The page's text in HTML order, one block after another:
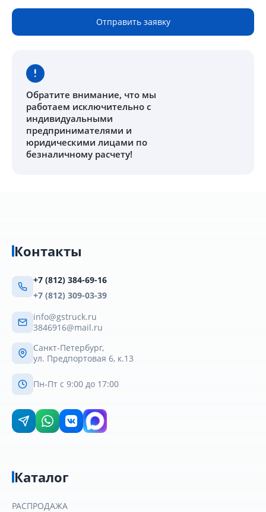
Отправить заявку
Обратите внимание, что мы
работаем исключительно с
индивидуальными
предпринимателями и
юридическими лицами по
безналичному расчету!
Контакты
+7 (812) 384-69-16
+7 (812) 309-03-39
info@gstruck.ru
3846916@mail.ru
Санкт-Петербург,
ул. Предпортовая 6, к.13
Пн-Пт с 9:00 до 17:00
Каталог
РАСПРОДАЖА